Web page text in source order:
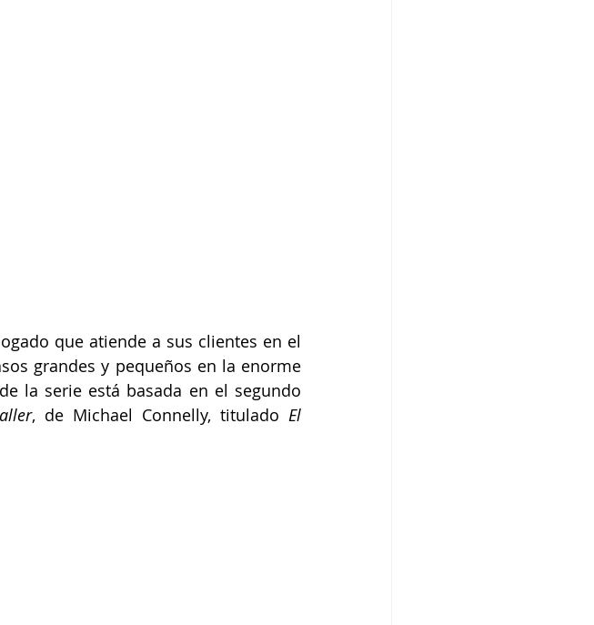
que atiende a sus clientes en el
grandes y pequeños en la enorme
la serie está basada en el segundo
, de Michael Connelly, titulado El